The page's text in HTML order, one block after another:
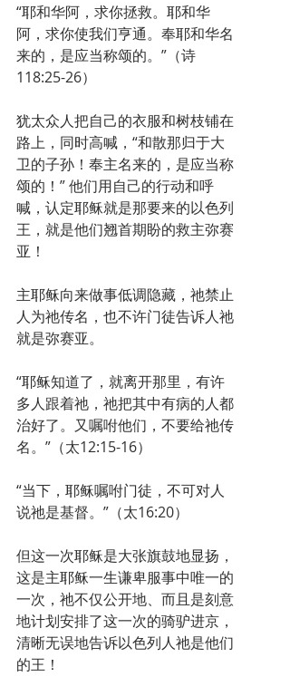
“耶和华阿，求你拯救。耶和华
阿，求你使我们亨通。奉耶和华名
来的，是应当称颂的。”（诗
118:25-26）
犹太众人把自己的衣服和树枝铺在
路上，同时高喊，“和散那归于大
卫的子孙！奉主名来的，是应当称
颂的！” 他们用自己的行动和呼
喊，认定耶稣就是那要来的以色列
王，就是他们翘首期盼的救主弥赛
亚！
主耶稣向来做事低调隐藏，祂禁止
人为祂传名，也不许门徒告诉人祂
就是弥赛亚。
“耶稣知道了，就离开那里，有许
多人跟着祂，祂把其中有病的人都
治好了。又嘱咐他们，不要给祂传
名。”（太12:15-16）
“当下，耶稣嘱咐门徒，不可对人
说祂是基督。”（太16:20）
但这一次耶稣是大张旗鼓地显扬，
这是主耶稣一生谦卑服事中唯一的
一次，祂不仅公开地、而且是刻意
地计划安排了这一次的骑驴进京，
清晰无误地告诉以色列人祂是他们
的王！